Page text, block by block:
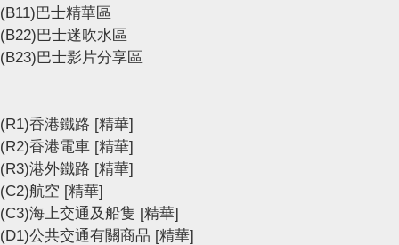
(B11)巴士精華區
(B22)巴士迷吹水區
(B23)巴士影片分享區
(R1)香港鐵路 [精華]
(R2)香港電車 [精華]
(R3)港外鐵路 [精華]
(C2)航空 [精華]
(C3)海上交通及船隻 [精華]
(D1)公共交通有關商品 [精華]